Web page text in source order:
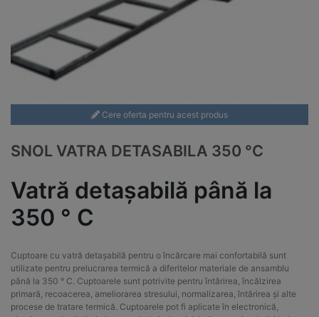
Cere oferta pentru acest produs
SNOL VATRA DETASABILA 350 °C
Vatră detașabilă până la
350 ° C
Cuptoare cu vatră detașabilă pentru o încărcare mai confortabilă sunt
utilizate pentru prelucrarea termică a diferitelor materiale de ansamblu
până la 350 ° C. Cuptoarele sunt potrivite pentru întărirea, încălzirea
primară, recoacerea, ameliorarea stresului, normalizarea, întărirea și alte
procese de tratare termică. Cuptoarele pot fi aplicate în electronică,